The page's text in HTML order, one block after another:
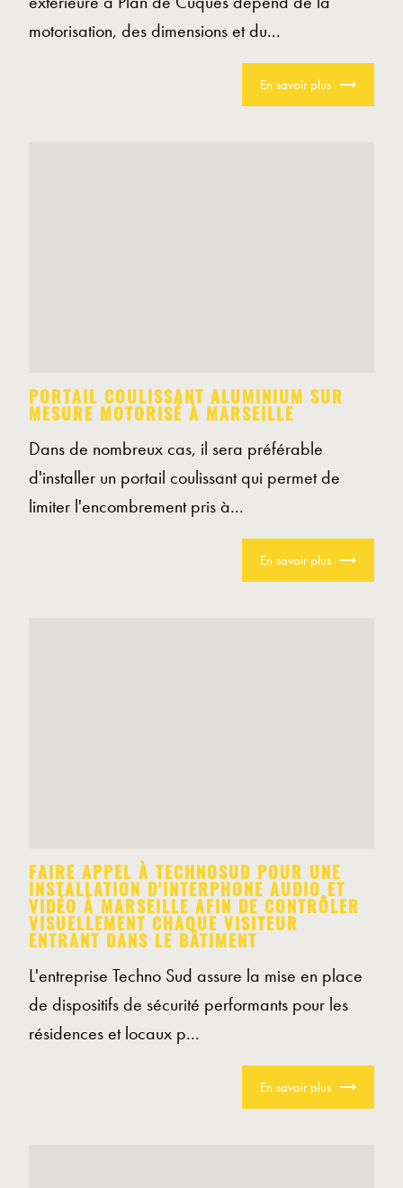
motorisation, des dimensions et du...
En savoir plus
PORTAIL COULISSANT ALUMINIUM SUR
MESURE MOTORISÉ À MARSEILLE
Dans de nombreux cas, il sera préférable
d'installer un portail coulissant qui permet de
limiter l'encombrement pris à...
En savoir plus
FAIRE APPEL À TECHNOSUD POUR UNE
INSTALLATION D'INTERPHONE AUDIO ET
VIDÉO À MARSEILLE AFIN DE CONTRÔLER
VISUELLEMENT CHAQUE VISITEUR
ENTRANT DANS LE BÂTIMENT
L'entreprise Techno Sud assure la mise en place
de dispositifs de sécurité performants pour les
résidences et locaux p...
En savoir plus